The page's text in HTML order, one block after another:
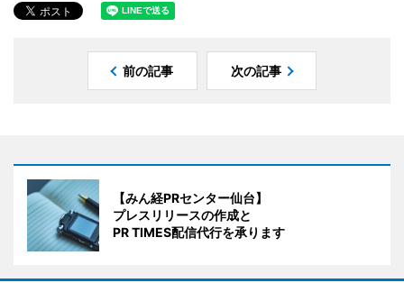
前の記事 次の記事
【みん経PRセンター仙台】
プレスリリースの作成と
PR TIMES配信代行を承ります